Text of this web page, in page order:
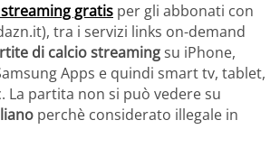
streaming gratis per gli abbonati con
tra i servizi links on-demand
di calcio streamingsu iPhone,
Apps e quindi smart tv, tablet,
La partita non si può vedere su
perchè considerato illegale in